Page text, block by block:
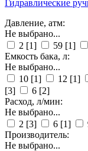
Гидравлические
Давление, атм:
Не выбрано...
2 [1] 59 [1]
Емкость бака, л:
Не выбрано...
10 [1] 12 [1]
[3]
6 [2]
Расход, л/мин:
Не выбрано...
2 [3] 6 [1]
Производитель:
Не выбрано...